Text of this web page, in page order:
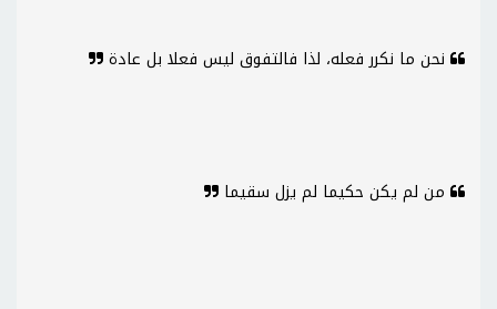
نحن ما نكرر فعله، لذا فالتفوق ليس فعلا بل عادة
من لم يكن حكيما لم يزل سقيما